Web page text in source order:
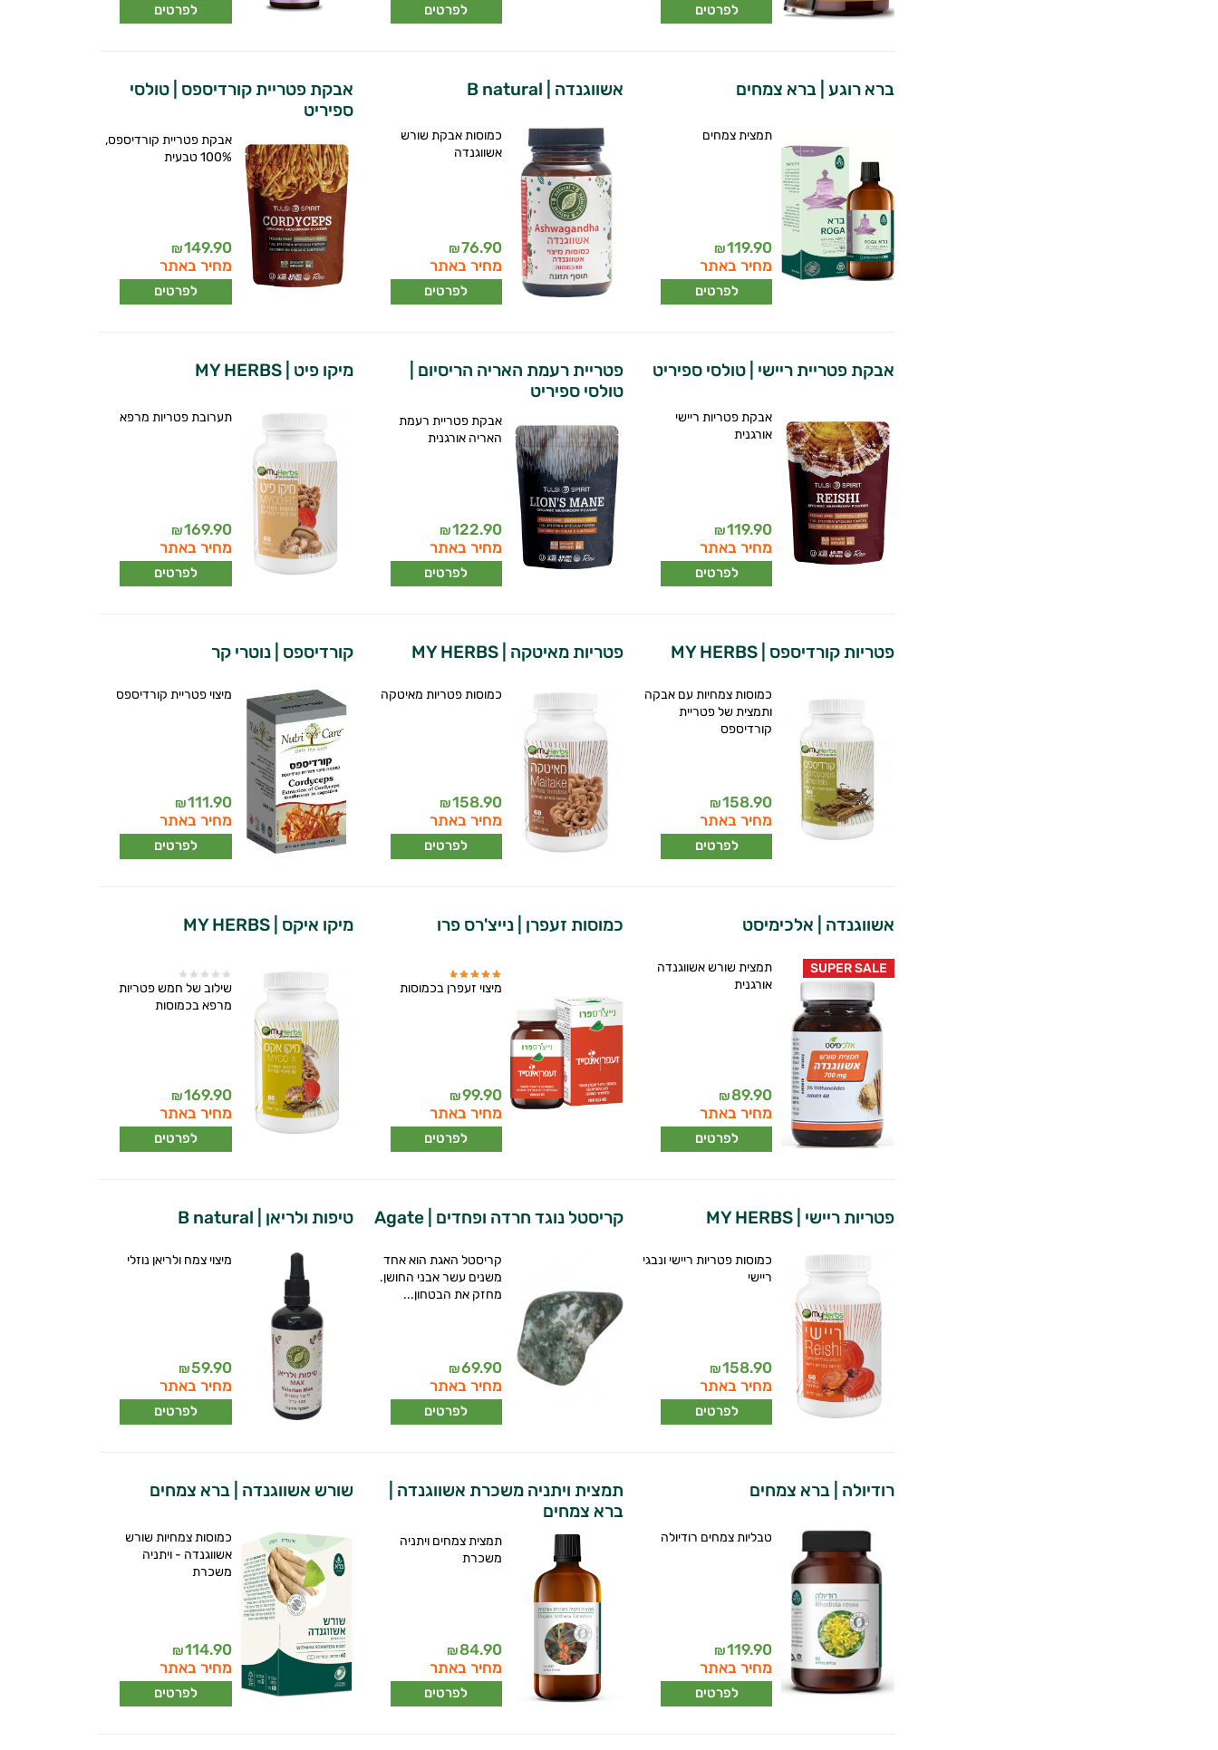
לפרטים לפרטים לפרטים
ברא רוגע | ברא צמחים
תמצית צמחים
119.90
₪
מחיר באתר
לפרטים
אשווגנדה | B natural
כמוסות אבקת שורש
אשווגנדה
76.90
₪
מחיר באתר
לפרטים
אבקת פטריית קורדיספס | טולסי
ספיריט
אבקת פטריית קורדיספס,
100% טבעית
149.90
₪
מחיר באתר
לפרטים
אבקת פטריית ריישי | טולסי ספיריט
אבקת פטריות ריישי
אורגנית
119.90
₪
מחיר באתר
לפרטים
פטריית רעמת האריה הריסיום |
טולסי ספיריט
אבקת פטריית רעמת
האריה אורגנית
122.90
₪
מחיר באתר
לפרטים
מיקו פיט | MY HERBS
תערובת פטריות מרפא
169.90
₪
מחיר באתר
לפרטים
פטריות קורדיספס | MY HERBS
כמוסות צמחיות עם אבקה
ותמצית של פטריית
קורדיספס
158.90
₪
מחיר באתר
לפרטים
פטריות מאיטקה | MY HERBS
כמוסות פטריות מאיטקה
158.90
₪
מחיר באתר
לפרטים
קורדיספס | נוטרי קר
מיצוי פטריית קורדיספס
111.90
₪
מחיר באתר
לפרטים
אשווגנדה | אלכימיסט
SUPER SALE
תמצית שורש אשווגנדה
אורגנית
89.90
₪
מחיר באתר
לפרטים
כמוסות זעפרן | נייצ'רס פרו
מיצוי זעפרן בכמוסות
99.90
₪
מחיר באתר
לפרטים
מיקו איקס | MY HERBS
שילוב של חמש פטריות
מרפא בכמוסות
169.90
₪
מחיר באתר
לפרטים
פטריות ריישי | MY HERBS
כמוסות פטריות ריישי ונבגי
ריישי
158.90
₪
מחיר באתר
לפרטים
קריסטל נוגד חרדה ופחדים | Agate
קריסטל האגת הוא אחד
משנים עשר אבני החושן.
מחזק את הבטחון...
69.90
₪
מחיר באתר
לפרטים
טיפות ולריאן | B natural
מיצוי צמח ולריאן נוזלי
59.90
₪
מחיר באתר
לפרטים
רודיולה | ברא צמחים
טבליות צמחים רודיולה
119.90
₪
מחיר באתר
לפרטים
תמצית ויתניה משכרת אשווגנדה |
ברא צמחים
תמצית צמחים ויתניה
משכרת
84.90
₪
מחיר באתר
לפרטים
שורש אשווגנדה | ברא צמחים
כמוסות צמחיות שורש
אשווגנדה - ויתניה
משכרת
114.90
₪
מחיר באתר
לפרטים